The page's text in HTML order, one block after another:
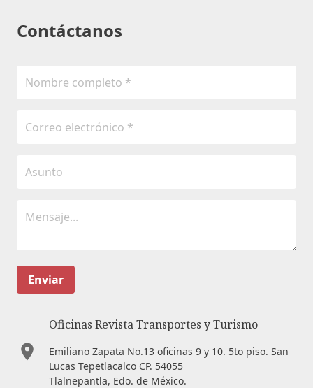
Contáctanos
Enviar
Oficinas Revista Transportes y Turismo
Emiliano Zapata No.13 oficinas 9 y 10. 5to piso. San
Lucas Tepetlacalco CP. 54055
Tlalnepantla, Edo. de México.